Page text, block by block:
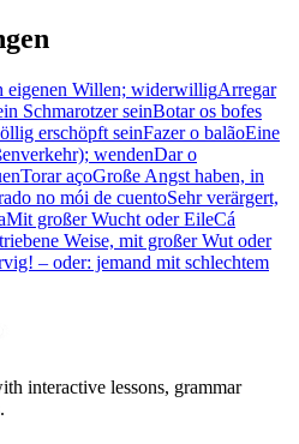
eigenen Willen; widerwilligArregar
Schmarotzer seinBotar os bofes
erschöpft seinFazer o balãoEine
wendenDar o
Torar açoGroße Angst haben, in
no mói de cuentoSehr verärgert,
Mit großer Wucht oder EileCá
Weise, mit großer Wut oder
– oder: jemand mit schlechtem
interactive lessons, grammar